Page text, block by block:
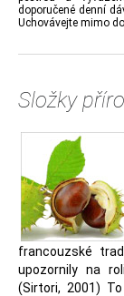
doporučené denní
Uchovávejte mimo
Složky
francouzské
upozornily na
(Sirtori, 2001)